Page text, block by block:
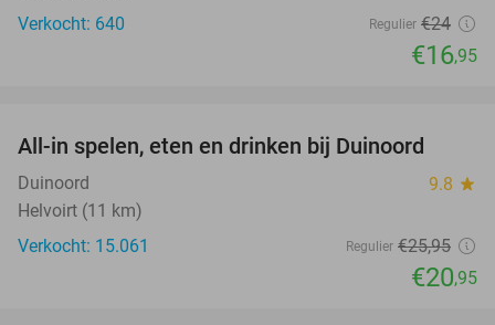
Verkocht: 640
Regulier €24
€16,95
All-in spelen, eten en drinken bij Duinoord
Duinoord 9.8 star
Helvoirt (11 km)
Verkocht: 15.061
Regulier €25,95
€20,95